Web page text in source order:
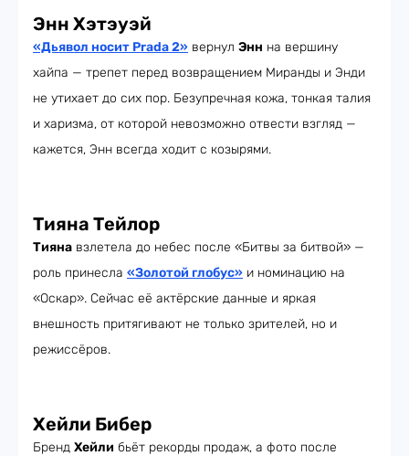
Энн Хэтэуэй
«Дьявол носит Prada 2» вернул Энн на вершину
хайпа — трепет перед возвращением Миранды и Энди
не утихает до сих пор. Безупречная кожа, тонкая талия
и харизма, от которой невозможно отвести взгляд —
кажется, Энн всегда ходит с козырями.
Тияна Тейлор
Тияна взлетела до небес после «Битвы за битвой» —
роль принесла «Золотой глобус» и номинацию на
«Оскар». Сейчас её актёрские данные и яркая
внешность притягивают не только зрителей, но и
режиссёров.
Хейли Бибер
Бренд Хейли бьёт рекорды продаж, а фото после